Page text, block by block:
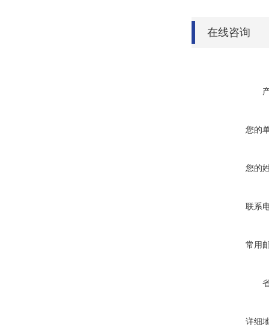
在线咨询
您的
您的
联系
常用
详细